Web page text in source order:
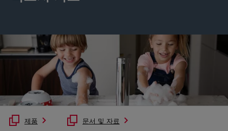
제품 문서 및 자료